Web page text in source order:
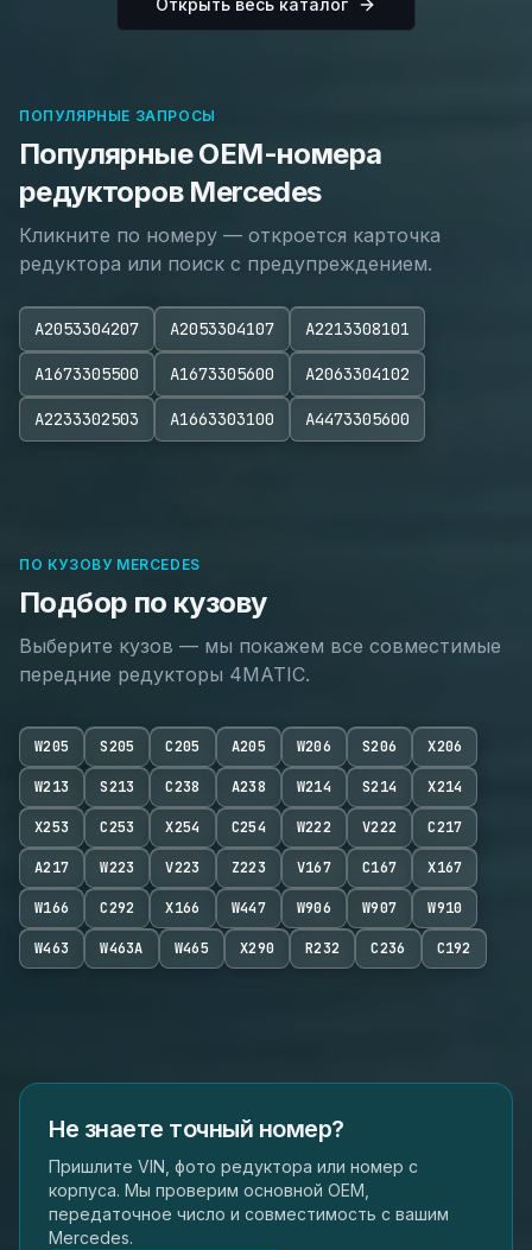
Открыть весь каталог
ПОПУЛЯРНЫЕ ЗАПРОСЫ
Популярные OEM-номера
редукторов Mercedes
Кликните по номеру — откроется карточка
редуктора или поиск с предупреждением.
A2053304207 A2053304107 A2213308101
A1673305500 A1673305600 A2063304102
A2233302503 A1663303100 A4473305600
ПО КУЗОВУ MERCEDES
Подбор по кузову
Выберите кузов — мы покажем все совместимые
передние редукторы 4MATIC.
W205 S205 C205 A205 W206 S206 X206
W213 S213 C238 A238 W214 S214 X214
X253 C253 X254 C254 W222 V222 C217
A217 W223 V223 Z223 V167 C167 X167
W166 C292 X166 W447 W906 W907 W910
W463 W463A W465 X290 R232 C236 C192
Не знаете точный номер?
Пришлите VIN, фото редуктора или номер с
корпуса. Мы проверим основной OEM,
передаточное число и совместимость с вашим
Mercedes.